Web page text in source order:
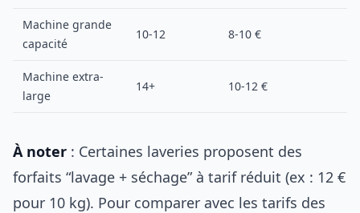
Machine grande
capacité
10-12 8-10 €
Machine extra-
large
14+ 10-12 €
À noter : Certaines laveries proposent des
forfaits “lavage + séchage” à tarif réduit (ex : 12 €
pour 10 kg). Pour comparer avec les tarifs des